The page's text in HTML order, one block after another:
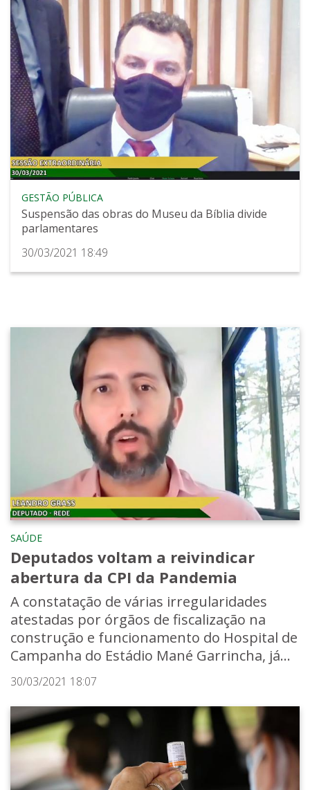
GESTÃO PÚBLICA
Suspensão das obras do Museu da Bíblia divide
parlamentares
30/03/2021 18:49
SAÚDE
Deputados voltam a reivindicar
abertura da CPI da Pandemia
A constatação de várias irregularidades
atestadas por órgãos de fiscalização na
construção e funcionamento do Hospital de
Campanha do Estádio Mané Garrincha, já...
30/03/2021 18:07